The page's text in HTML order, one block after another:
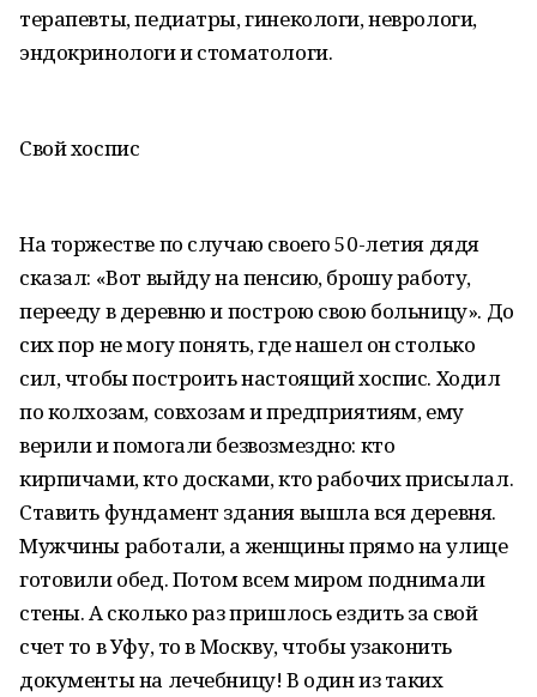
терапевты, педиатры, гинекологи, неврологи,
эндокринологи и стоматологи.
Свой хоспис
На торжестве по случаю своего 50-летия дядя
сказал: «Вот выйду на пенсию, брошу работу,
перееду в деревню и построю свою больницу». До
сих пор не могу понять, где нашел он столько
сил, чтобы построить настоящий хоспис. Ходил
по колхозам, совхозам и предприятиям, ему
верили и помогали безвозмездно: кто
кирпичами, кто досками, кто рабочих присылал.
Ставить фундамент здания вышла вся деревня.
Мужчины работали, а женщины прямо на улице
готовили обед. Потом всем миром поднимали
стены. А сколько раз пришлось ездить за свой
счет то в Уфу, то в Москву, чтобы узаконить
документы на лечебницу! В один из таких